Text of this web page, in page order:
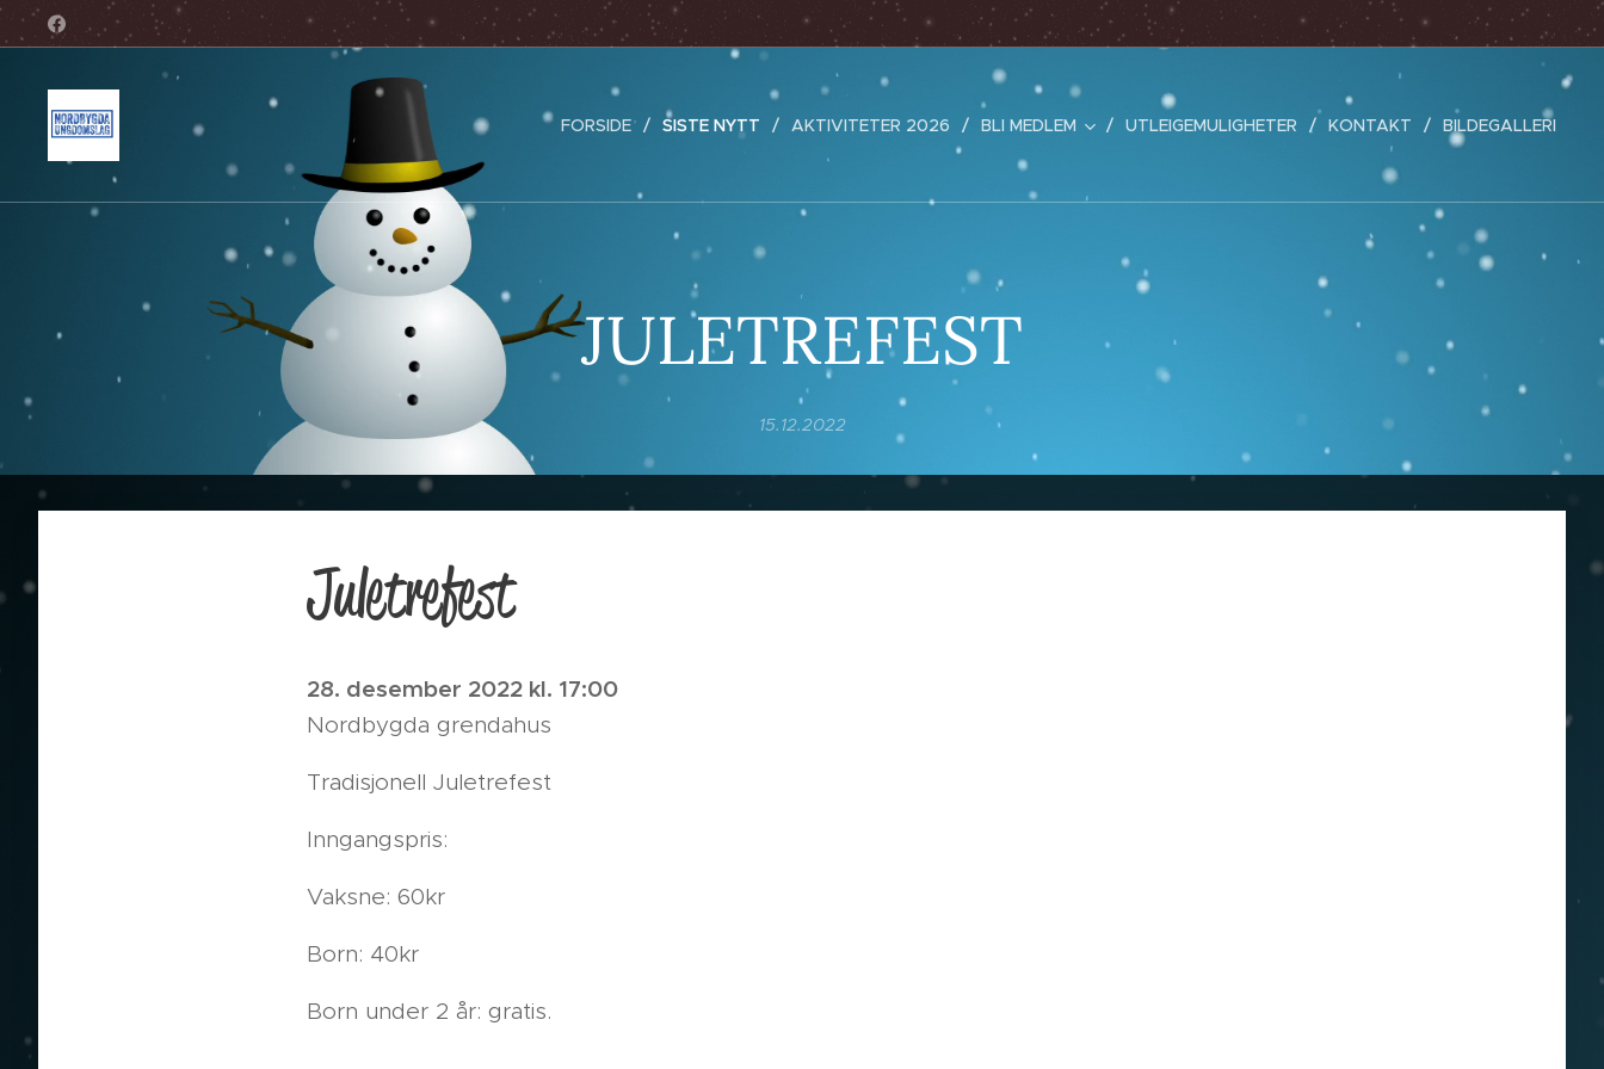
FORSIDE SISTE NYTT AKTIVITETER 2026 BLI MEDLEM UTLEIGEMULIGHETER KONTAKT BILDEGALLERI
JULETREFEST
15.12.2022
Juletrefest
28. desember 2022 kl. 17:00
Nordbygda grendahus
Tradisjonell Juletrefest
Inngangspris:
Vaksne: 60kr
Born: 40kr
Born under 2 år: gratis.